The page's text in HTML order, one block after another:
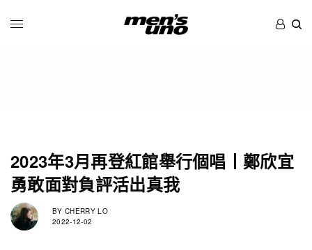
2023年3月再登紅館舉行個唱丨鄭欣宜
勇敢面對負評活出真我
BY CHERRY LO
2022-12-02